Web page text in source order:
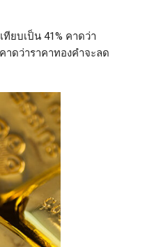
ยบเป็น 41% คาดว่า
าดว่าราคาทองคำจะลด